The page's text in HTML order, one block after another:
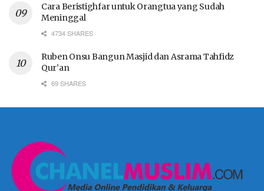
Cara Beristighfar untuk Orangtua yang Sudah
Meninggal
4734 SHARES
Ruben Onsu Bangun Masjid dan Asrama Tahfidz
Qur’an
69 SHARES